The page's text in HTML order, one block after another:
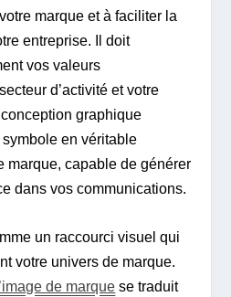
marque et à faciliter la
entreprise. Il doit
vos valeurs
d’activité et votre
graphique
en véritable
marque, capable de générer
dans vos communications.
un raccourci visuel qui
votre univers de marque.
de marque se traduit